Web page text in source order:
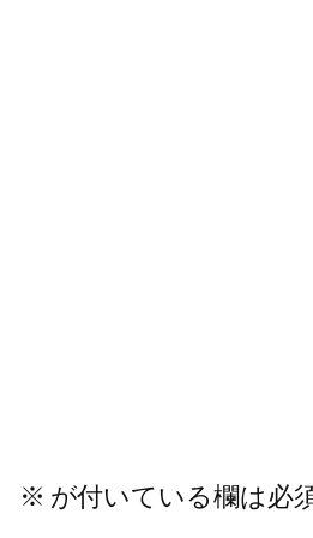
※ が付いている欄は必